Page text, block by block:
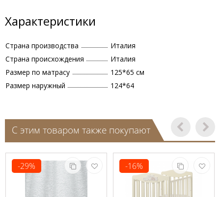
Характеристики
Страна производства
Италия
Страна происхождения
Италия
Размер по матрасу
125*65 см
Размер наружный
124*64
С этим товаром также покупают
-29% -16%